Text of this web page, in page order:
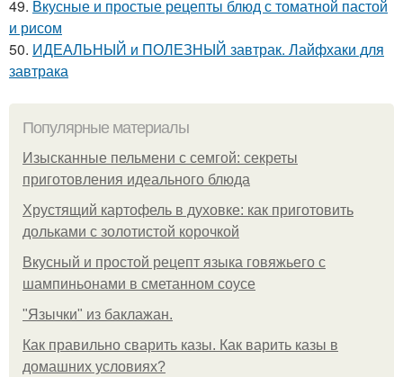
49. Вкусные и простые рецепты блюд с томатной пастой
и рисом
50. ИДЕАЛЬНЫЙ и ПОЛЕЗНЫЙ завтрак. Лайфхаки для
завтрака
Популярные материалы
Изысканные пельмени с семгой: секреты
приготовления идеального блюда
Хрустящий картофель в духовке: как приготовить
дольками с золотистой корочкой
Вкусный и простой рецепт языка говяжьего с
шампиньонами в сметанном соусе
"Язычки" из баклажан.
Как правильно сварить казы. Как варить казы в
домашних условиях?